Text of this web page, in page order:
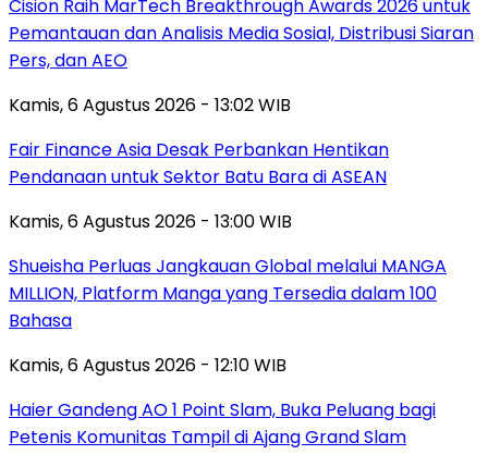
Cision Raih MarTech Breakthrough Awards 2026 untuk
Pemantauan dan Analisis Media Sosial, Distribusi Siaran
Pers, dan AEO
Kamis, 6 Agustus 2026 - 13:02 WIB
Fair Finance Asia Desak Perbankan Hentikan
Pendanaan untuk Sektor Batu Bara di ASEAN
Kamis, 6 Agustus 2026 - 13:00 WIB
Shueisha Perluas Jangkauan Global melalui MANGA
MILLION, Platform Manga yang Tersedia dalam 100
Bahasa
Kamis, 6 Agustus 2026 - 12:10 WIB
Haier Gandeng AO 1 Point Slam, Buka Peluang bagi
Petenis Komunitas Tampil di Ajang Grand Slam